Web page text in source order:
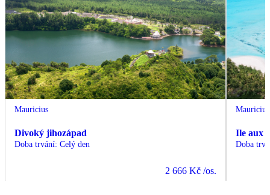
Mauricius
Divoký jihozápad
Doba trvání: Celý den
2 666 Kč /os.
Mauricius
Ile aux
Doba